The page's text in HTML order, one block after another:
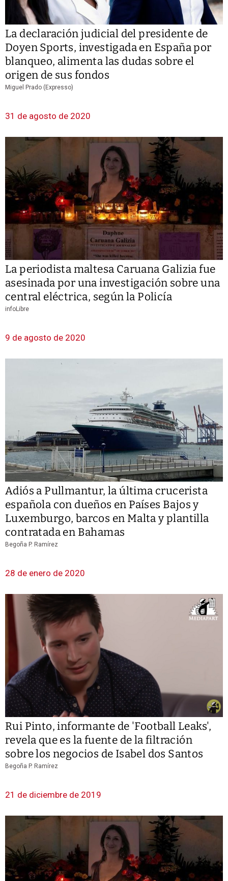
La declaración judicial del presidente de
Doyen Sports, investigada en España por
blanqueo, alimenta las dudas sobre el
origen de sus fondos
Miguel Prado (Expresso)
31 de agosto de 2020
La periodista maltesa Caruana Galizia fue
asesinada por una investigación sobre una
central eléctrica, según la Policía
infoLibre
9 de agosto de 2020
Adiós a Pullmantur, la última crucerista
española con dueños en Países Bajos y
Luxemburgo, barcos en Malta y plantilla
contratada en Bahamas
Begoña P. Ramírez
28 de enero de 2020
Rui Pinto, informante de 'Football Leaks',
revela que es la fuente de la filtración
sobre los negocios de Isabel dos Santos
Begoña P. Ramírez
21 de diciembre de 2019